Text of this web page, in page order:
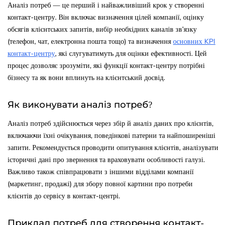
Аналіз потреб — це перший і найважливіший крок у створенні
контакт-центру. Він включає визначення цілей компанії, оцінку
обсягів клієнтських запитів, вибір необхідних каналів зв’язку
(телефон, чат, електронна пошта тощо) та визначення основних KPI
контакт-центру, які слугуватимуть для оцінки ефективності. Цей
процес дозволяє зрозуміти, які функції контакт-центру потрібні
бізнесу та як вони вплинуть на клієнтський досвід.
Як виконувати аналіз потреб?
Аналіз потреб здійснюється через збір й аналіз даних про клієнтів,
включаючи їхні очікування, поведінкові патерни та найпоширеніші
запити. Рекомендується проводити опитування клієнтів, аналізувати
історичні дані про звернення та враховувати особливості галузі.
Важливо також співпрацювати з іншими відділами компанії
(маркетинг, продажі) для збору повної картини про потреби
клієнтів до сервісу в контакт-центрі.